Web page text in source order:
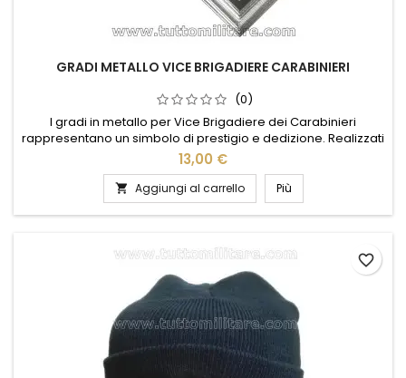
GRADI METALLO VICE BRIGADIERE CARABINIERI
(0)
I gradi in metallo per Vice Brigadiere dei Carabinieri
rappresentano un simbolo di prestigio e dedizione. Realizzati
con materiali di alta qualità, questi distintivi sono progettati
per durare nel tempo, mantenendo un aspetto impeccabile.
Il design elegante e dettagliato riflette l'importanza del ruolo
e l'orgoglio di appartenere all'Arma. Facili da...
13,00 €
 Aggiungi al carrello Più
favorite_border